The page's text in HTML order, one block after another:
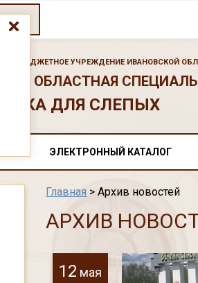
БЮДЖЕТНОЕ УЧРЕЖДЕНИЕ ИВАНОВСКОЙ
ОБЛАСТНАЯ
ДЛЯ СЛЕПЫХ
ЭЛЕКТРОННЫЙ КАТАЛОГ
Главная > Архив новостей
АРХИВ
12 мая